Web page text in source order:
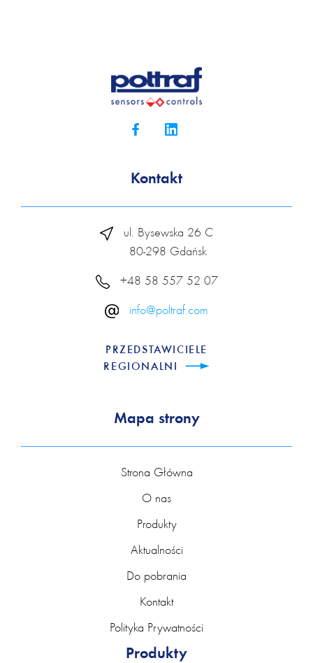
Kontakt
ul. Bysewska 26 C
80-298 Gdańsk
+48 58 557 52 07
info@poltraf.com
PRZEDSTAWICIELE
REGIONALNI
Mapa strony
Strona Główna
O nas
Produkty
Aktualności
Do pobrania
Kontakt
Polityka Prywatności
Produkty